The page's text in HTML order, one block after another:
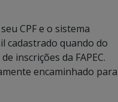
CPF e o sistema
cadastrado quando do
inscrições da FAPEC.
encaminhado para